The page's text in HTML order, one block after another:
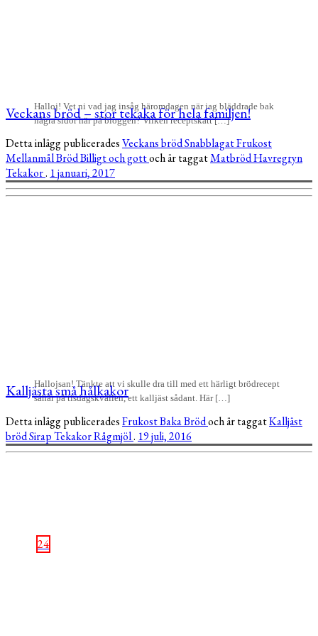
Halloj! Vet ni vad jag insåg häromdagen när jag bläddrade bak
några sidor här på bloggen? Vilken receptskatt […]
Veckans bröd – stor tekaka för hela familjen!
Detta inlägg publiceradesVeckans brödSnabblagatFrukost
MellanmålBrödBilligt och gottoch är taggatMatbrödHavregryn
Tekakor. 1 januari, 2017
Hallojsan! Tänkte att vi skulle dra till med ett härligt brödrecept
såhär på tisdagskvällen, ett kalljäst sådant. Här […]
Kalljästa små hålkakor
Detta inlägg publiceradesFrukostBakaBrödoch är taggatKalljäst
brödSirapTekakorRågmjöl. 19 juli, 2016
24